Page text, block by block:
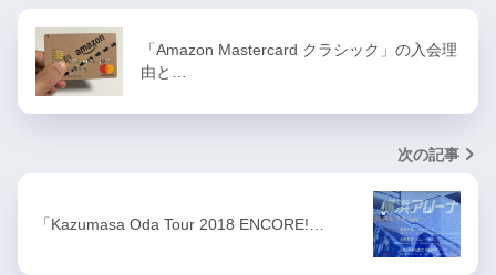
「Amazon Mastercard クラシック」の入会理
由と…
次の記事
「Kazumasa Oda Tour 2018 ENCORE!…